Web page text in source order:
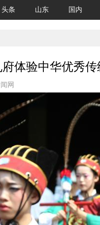
头条 山东 国内
体验中华优秀传
网